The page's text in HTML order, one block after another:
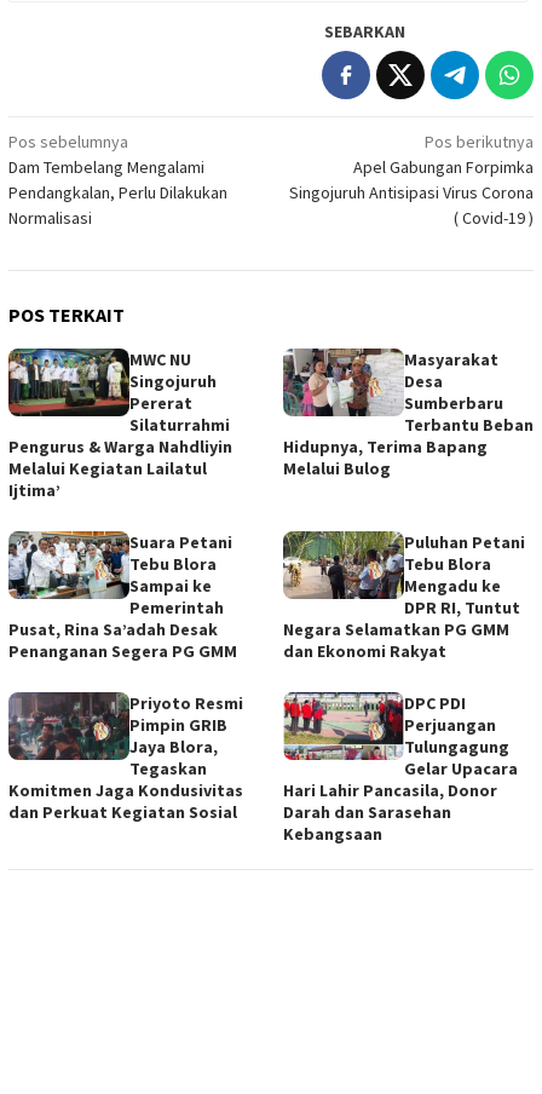
SEBARKAN
Navigasi
pos
Pos sebelumnya
Dam Tembelang Mengalami
Pendangkalan, Perlu Dilakukan
Normalisasi
Pos berikutnya
Apel Gabungan Forpimka
Singojuruh Antisipasi Virus Corona
( Covid-19 )
POS TERKAIT
MWC NU
Singojuruh
Pererat
Silaturrahmi
Pengurus & Warga Nahdliyin
Melalui Kegiatan Lailatul
Ijtima’
Masyarakat
Desa
Sumberbaru
Terbantu Beban
Hidupnya, Terima Bapang
Melalui Bulog
Suara Petani
Tebu Blora
Sampai ke
Pemerintah
Pusat, Rina Sa’adah Desak
Penanganan Segera PG GMM
Puluhan Petani
Tebu Blora
Mengadu ke
DPR RI, Tuntut
Negara Selamatkan PG GMM
dan Ekonomi Rakyat
Priyoto Resmi
Pimpin GRIB
Jaya Blora,
Tegaskan
Komitmen Jaga Kondusivitas
dan Perkuat Kegiatan Sosial
DPC PDI
Perjuangan
Tulungagung
Gelar Upacara
Hari Lahir Pancasila, Donor
Darah dan Sarasehan
Kebangsaan